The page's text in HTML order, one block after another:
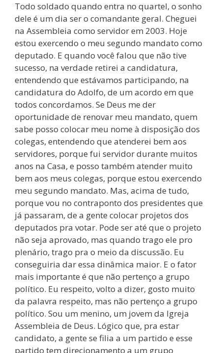
Todo soldado quando entra no quartel, o sonho
dele é um dia ser o comandante geral. Cheguei
na Assembleia como servidor em 2003. Hoje
estou exercendo o meu segundo mandato como
deputado. E quando você falou que não tive
sucesso, na verdade retirei a candidatura,
entendendo que estávamos participando, na
candidatura do Adolfo, de um acordo em que
todos concordamos. Se Deus me der
oportunidade de renovar meu mandato, quem
sabe posso colocar meu nome à disposição dos
colegas, entendendo que atenderei bem aos
servidores, porque fui servidor durante muitos
anos na Casa, e posso também atender muito
bem aos meus colegas, porque estou exercendo
meu segundo mandato. Mas, acima de tudo,
porque vou no contraponto dos presidentes que
já passaram, de a gente colocar projetos dos
deputados pra votar. Pode ser até que o projeto
não seja aprovado, mas quando trago ele pro
plenário, trago pra o meio da discussão. Eu
conseguiria dar essa dinâmica maior. E o fator
mais importante é que não pertenço a grupo
político. Eu respeito, volto a dizer, gosto muito
da palavra respeito, mas não pertenço a grupo
político. Sou um menino, um jovem da Igreja
Assembleia de Deus. Lógico que, pra estar
candidato, a gente se filia a um partido e esse
partido tem direcionamento a um grupo